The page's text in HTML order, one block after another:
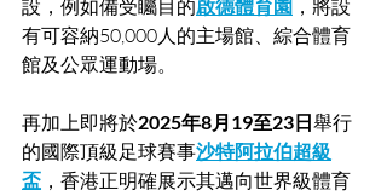
設，例如備受矚目的啟德體育園 ，將設
有可容納50,000人的主場館、綜合體育
館及公眾運動場。
再加上即將於2025年8月19至23日舉行
的國際頂級足球賽事沙特阿拉伯超級
盃 ，香港正明確展示其邁向世界級體育